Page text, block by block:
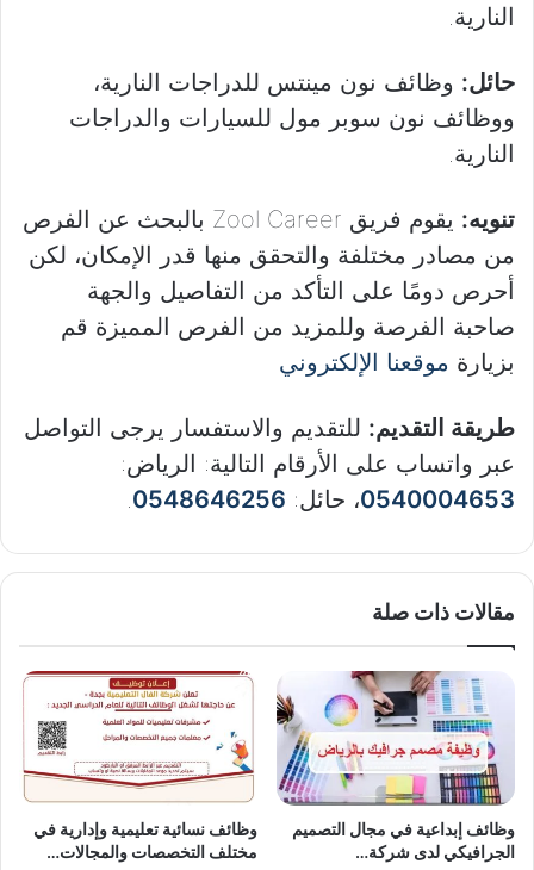
النارية.
حائل: وظائف نون مينتس للدراجات النارية،
ووظائف نون سوبر مول للسيارات والدراجات
النارية.
تنويه:
يقوم فريق Zool Career بالبحث عن الفرص
من مصادر مختلفة والتحقق منها قدر الإمكان، لكن
أحرص دومًا على التأكد من التفاصيل والجهة
صاحبة الفرصة وللمزيد من الفرص المميزة قم
بزيارة موقعنا الإلكتروني
طريقة التقديم: للتقديم والاستفسار يرجى التواصل
عبر واتساب على الأرقام التالية: الرياض:
0540004653، حائل: 0548646256
.
مقالات ذات صلة
وظائف إبداعية في مجال التصميم
الجرافيكي لدى شركة…
وظائف نسائية تعليمية وإدارية في
مختلف التخصصات والمجالات…